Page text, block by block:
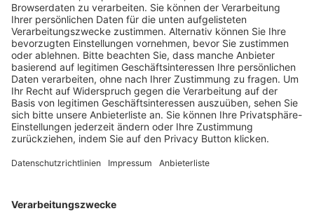
Trainerausbildung
Schulungsangebot Vereinsmitarbeiter
BFV-Geschäftsstellen
Trainerbörse
Login SpielPlus
FOLGE DEM BFV